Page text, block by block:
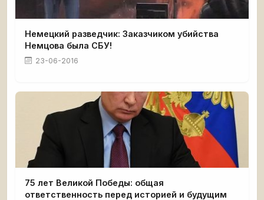
Немецкий разведчик: Заказчиком убийства
Немцова была СБУ!
23-06-2016
75 лет Великой Победы: общая
ответственность перед историей и будущим